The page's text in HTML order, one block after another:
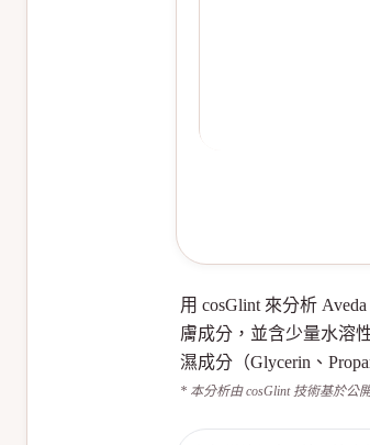
用 cosGlint 來分析
膚成分，並含少量水溶
濕成分（Glycerin、
* 本分析由 cosGlint 技術基於公